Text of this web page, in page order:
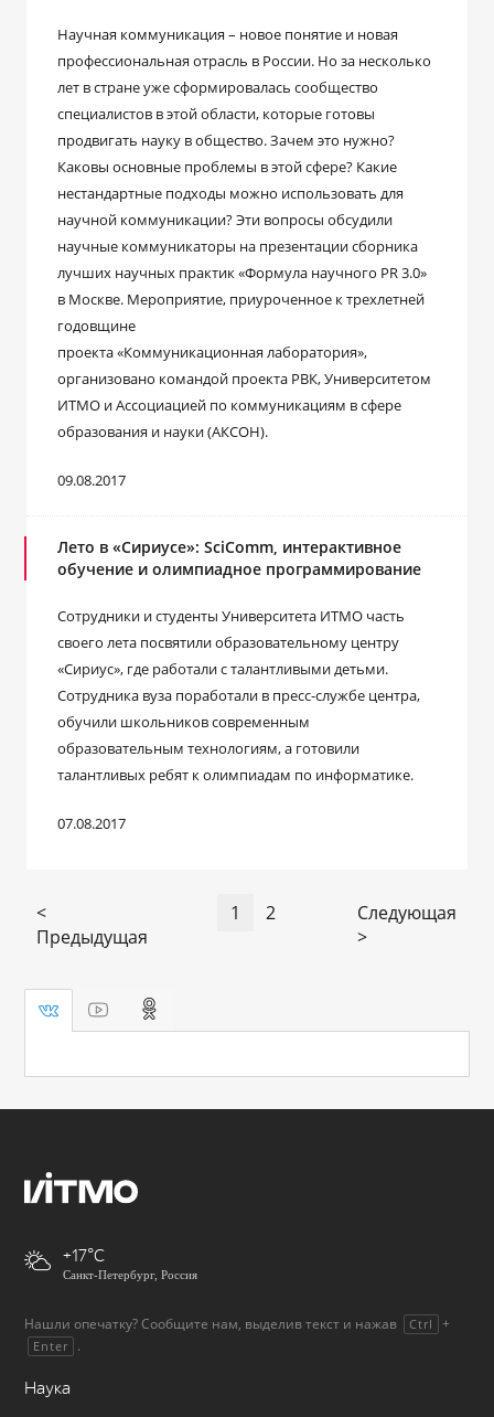
Научная коммуникация – новое понятие и новая
профессиональная отрасль в России. Но за несколько
лет в стране уже сформировалась сообщество
специалистов в этой области, которые готовы
продвигать науку в общество. Зачем это нужно?
Каковы основные проблемы в этой сфере? Какие
нестандартные подходы можно использовать для
научной коммуникации? Эти вопросы обсудили
научные коммуникаторы на презентации сборника
лучших научных практик «Формула научного PR 3.0»
в Москве. Мероприятие, приуроченное к трехлетней
годовщине
проекта «Коммуникационная лаборатория»,
организовано командой проекта РВК, Университетом
ИТМО и Ассоциацией по коммуникациям в сфере
образования и науки (АКСОН).
09.08.2017
Лето в «Сириусе»: SciComm, интерактивное
обучение и олимпиадное программирование
Сотрудники и студенты Университета ИТМО часть
своего лета посвятили образовательному центру
«Сириус», где работали с талантливыми детьми.
Сотрудника вуза поработали в пресс-службе центра,
обучили школьников современным
образовательным технологиям, а готовили
талантливых ребят к олимпиадам по информатике.
07.08.2017
<
Предыдущая
1 2
Следующая
>
+17
Санкт-Петербург, Россия
Нашли опечатку? Сообщите нам, выделив текст и нажав Ctrl +
Enter .
Наука